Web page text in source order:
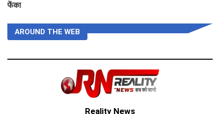
फेंका
AROUND THE WEB
Reality News